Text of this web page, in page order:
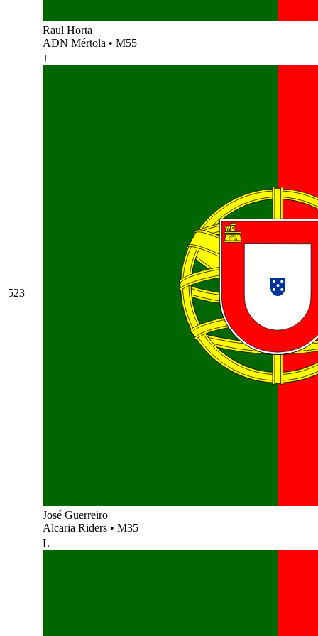
Raul Horta
ADN Mértola • M55
523
J
José Guerreiro
Alcaria Riders • M35
L